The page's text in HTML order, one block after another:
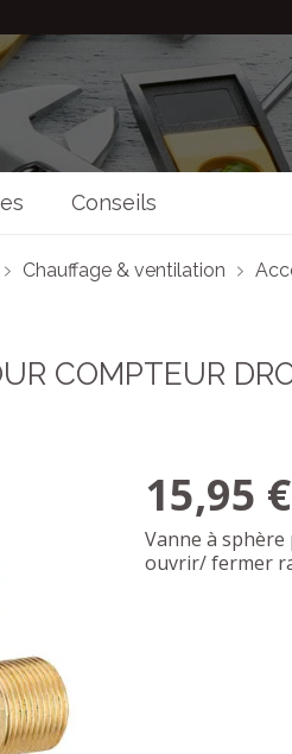
Conseils
Chauffage & ventilation
COMPTEUR
15,95
Vanne à
ouvrir/ fermer